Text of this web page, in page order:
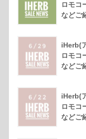
ロモコ
などご
iHerb(
ロモコ
などご
iHerb(
ロモコ
などご